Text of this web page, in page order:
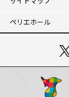
ペリエホール